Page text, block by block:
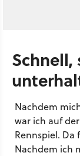
Schnell,
Nachdem
war ich auf
Rennspiel. Da
Nachdem ich